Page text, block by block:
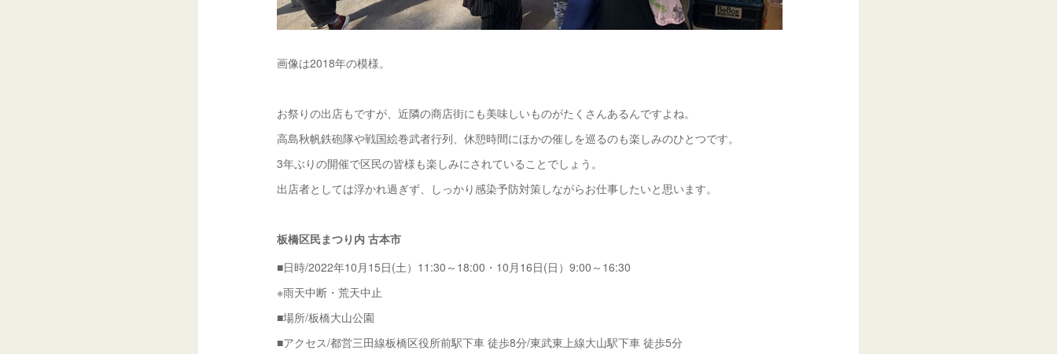
画像は2018年の模様。
お祭りの出店もですが、近隣の商店街にも美味しいものがたくさんあるんですよね。
高島秋帆鉄砲隊や戦国絵巻武者行列、休憩時間にほかの催しを巡るのも楽しみのひとつです。
3年ぶりの開催で区民の皆様も楽しみにされていることでしょう。
出店者としては浮かれ過ぎず、しっかり感染予防対策しながらお仕事したいと思います。
板橋区民まつり内 古本市
■日時/2022年10月15日(土）11:30～18:00・10月16日(日）9:00～16:30
※雨天中断・荒天中止
■場所/板橋大山公園
■アクセス/都営三田線板橋区役所前駅下車 徒歩8分/東武東上線大山駅下車 徒歩5分